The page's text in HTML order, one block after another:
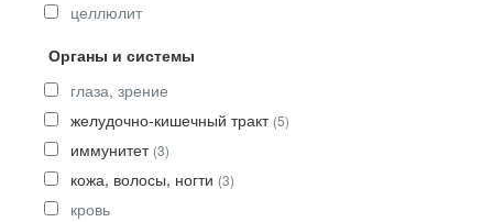
целлюлит
Органы и системы
глаза, зрение
желудочно-кишечный тракт (5)
иммунитет (3)
кожа, волосы, ногти (3)
кровь